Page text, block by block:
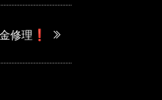
修理❗️